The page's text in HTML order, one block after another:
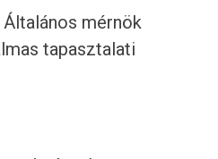
mérnök
tapasztalati